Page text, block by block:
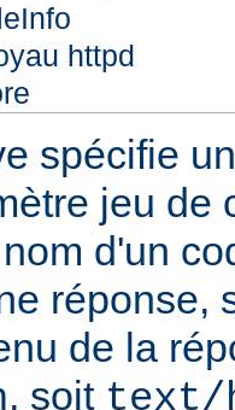
httpd
spécifie
jeu de
d'un
réponse,
de la
, soit text/